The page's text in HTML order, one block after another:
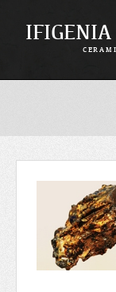
IFIGENIA